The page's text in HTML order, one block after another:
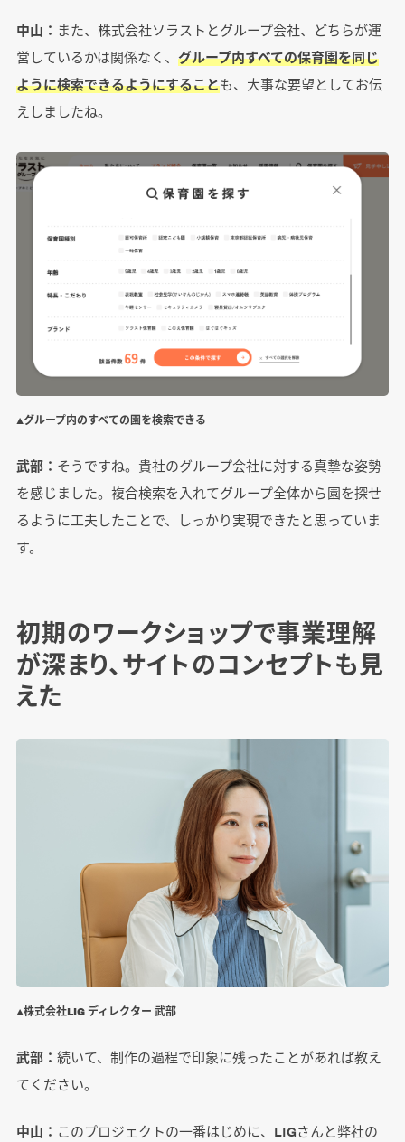
中山： また、株式会社ソラストとグループ会社、どちらが運
営しているかは関係なく、 グループ内すべての保育園を同じ
ように検索できるようにすることも、大事な要望としてお伝
えしましたね。
▲グループ内のすべての園を検索できる
武部： そうですね。貴社のグループ会社に対する真摯な姿勢
を感じました。複合検索を入れてグループ全体から園を探せ
るように工夫したことで、しっかり実現できたと思っていま
す。
初期のワークショップで事業理解
が深まり、サイトのコンセプトも見
えた
▲株式会社LIG ディレクター 武部
武部： 続いて、制作の過程で印象に残ったことがあれば教え
てください。
中山： このプロジェクトの一番はじめに、LIGさんと弊社の